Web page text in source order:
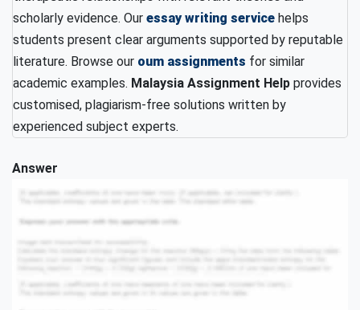
scholarly evidence. Our essay writing service helps
students present clear arguments supported by reputable
literature. Browse our oum assignments for similar
academic examples. Malaysia Assignment Help provides
customised, plagiarism-free solutions written by
experienced subject experts.
Answer